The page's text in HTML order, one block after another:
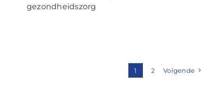
gezondheidszorg
1 2 Volgende